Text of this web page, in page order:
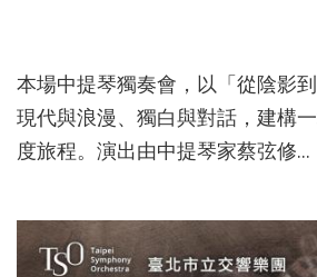
本場中提琴獨奏會，以「從陰影
現代與浪漫、獨白與對話，建構
度旅程。演出由中提琴家蔡弦修...